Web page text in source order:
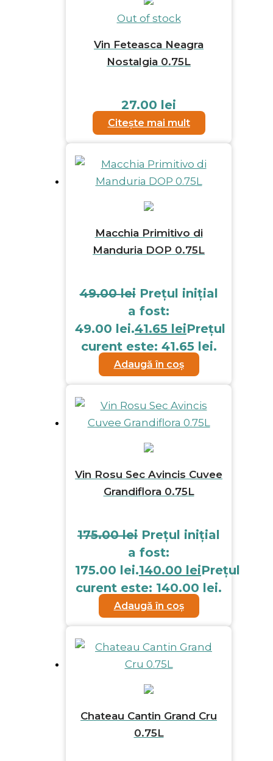
Out of stock
Vin Feteasca Neagra
Nostalgia 0.75L
27.00 lei
Citește mai mult
Macchia Primitivo di
Manduria DOP 0.75L
49.00lei Prețul inițial
a fost:
49.00 lei.41.65 leiPrețul
curent este: 41.65 lei.
Adaugă în coș
Vin Rosu Sec Avincis Cuvee
Grandiflora 0.75L
175.00lei Prețul inițial
a fost:
175.00 lei.140.00 leiPrețul
curent este: 140.00 lei.
Adaugă în coș
Chateau Cantin Grand Cru
0.75L